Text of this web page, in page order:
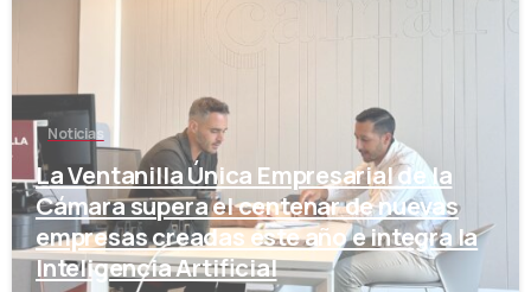
Noticias
La Ventanilla Única Empresarial de la
Cámara supera el centenar de nuevas
empresas creadas este año e integra la
Inteligencia Artificial